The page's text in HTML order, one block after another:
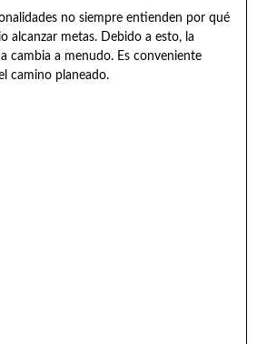
no siempre entienden por qué
alcanzar metas. Debido a esto, la
cambia a menudo. Es conveniente
camino planeado.